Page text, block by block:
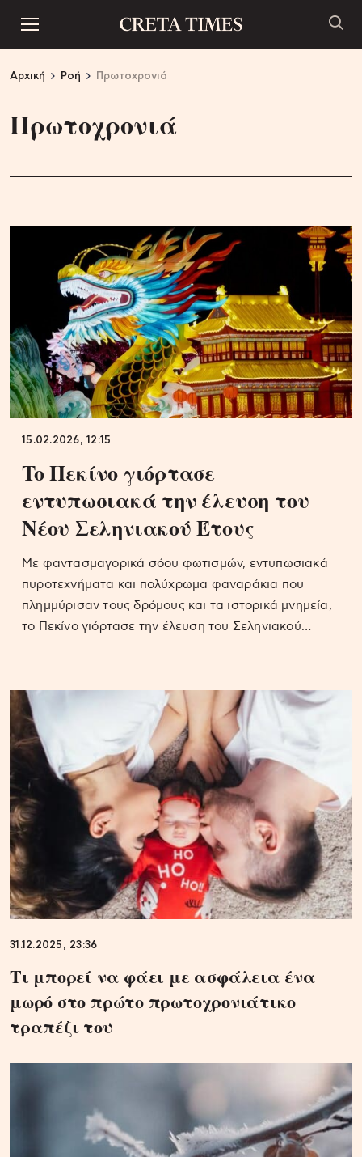
Αρχική Ροή Πρωτοχρονιά
Πρωτοχρονιά
15.02.2026, 12:15
To Πεκίνο γιόρτασε
εντυπωσιακά την έλευση του
Νέου Σεληνιακού Έτους
Με φαντασμαγορικά σόου φωτισμών, εντυπωσιακά
πυροτεχνήματα και πολύχρωμα φαναράκια που
πλημμύρισαν τους δρόμους και τα ιστορικά μνημεία,
το Πεκίνο γιόρτασε την έλευση του Σεληνιακού…
31.12.2025, 23:36
Τι μπορεί να φάει με ασφάλεια ένα
μωρό στο πρώτο πρωτοχρονιάτικο
τραπέζι του